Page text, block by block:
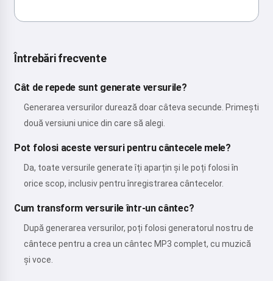
Întrebări frecvente
Cât de repede sunt generate versurile?
Generarea versurilor durează doar câteva secunde. Primești
două versiuni unice din care să alegi.
Pot folosi aceste versuri pentru cântecele mele?
Da, toate versurile generate îți aparțin și le poți folosi în
orice scop, inclusiv pentru înregistrarea cântecelor.
Cum transform versurile într-un cântec?
După generarea versurilor, poți folosi generatorul nostru de
cântece pentru a crea un cântec MP3 complet, cu muzică
și voce.